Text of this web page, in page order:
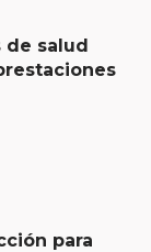
de salud
para